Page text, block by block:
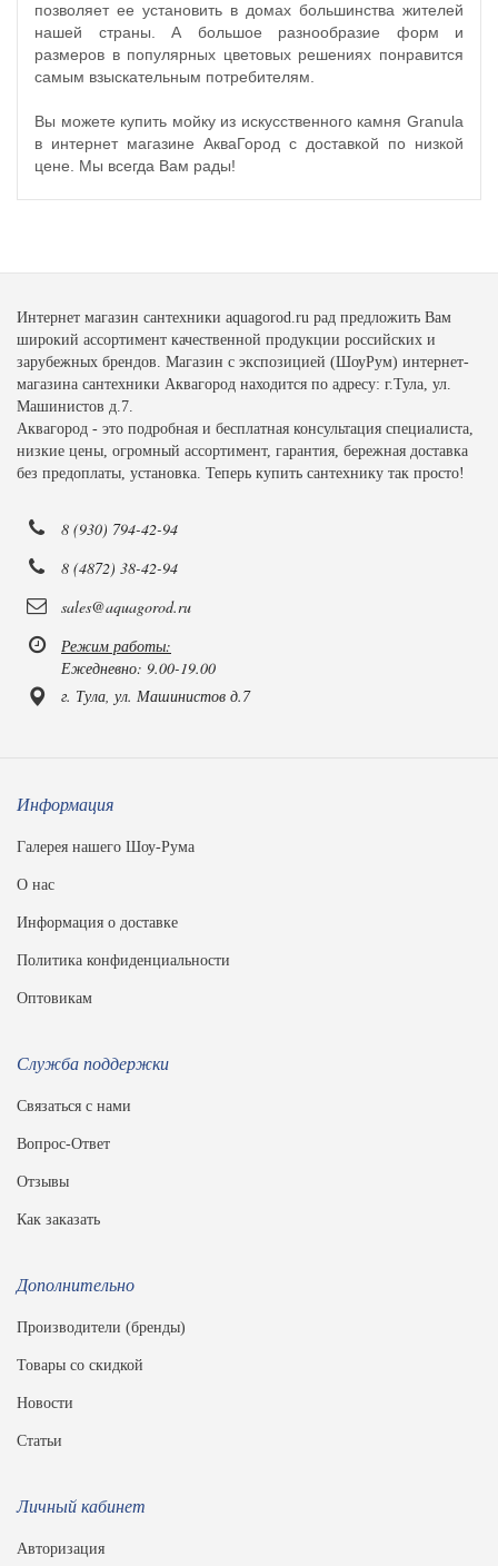
позволяет ее установить в домах большинства жителей
нашей страны. А большое разнообразие форм и
размеров в популярных цветовых решениях понравится
самым взыскательным потребителям.
Вы можете купить мойку из искусственного камня Granula
в интернет магазине АкваГород с доставкой по низкой
цене. Мы всегда Вам рады!
Интернет магазин сантехники aquagorod.ru рад предложить Вам
широкий ассортимент качественной продукции российских и
зарубежных брендов. Магазин с экспозицией (ШоуРум) интернет-
магазина сантехники Аквагород находится по адресу: г.Тула, ул.
Машинистов д.7.
Аквагород - это подробная и бесплатная консультация специалиста,
низкие цены, огромный ассортимент, гарантия, бережная доставка
без предоплаты, установка. Теперь купить сантехнику так просто!
8 (930) 794-42-94
8 (4872) 38-42-94
sales@aquagorod.ru
Режим работы:
Ежедневно: 9.00-19.00
г. Тула, ул. Машинистов д.7
Информация
Галерея нашего Шоу-Рума
О нас
Информация о доставке
Политика конфиденциальности
Оптовикам
Служба поддержки
Связаться с нами
Вопрос-Ответ
Отзывы
Как заказать
Дополнительно
Производители (бренды)
Товары со скидкой
Новости
Статьи
Личный кабинет
Авторизация